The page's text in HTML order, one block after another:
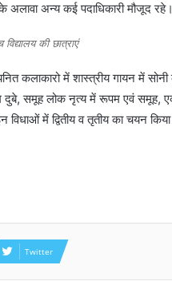
अलावा अन्य कई पदाधिकारी मौजूद रहे।
की छात्राएं
कलाकारो में शास्त्रीय गायन में
दुबे, समूह लोक नृत्य में रूपम एवं समूह,
में द्वितीय व तृतीय का चयन किया
Twitter